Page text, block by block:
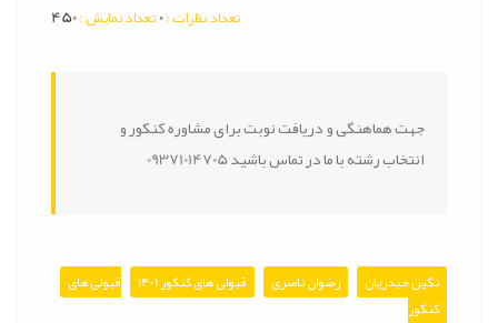
450 : تعداد نمایش0 : تعداد نظرات
جهت هماهنگی و دریافت نوبت برای مشاوره کنکور و
انتخاب رشته با ما در تماس باشید 09371014705
نگین حیدریان رضوان ناصری قبولی های کنکور 1401
قبولی های
کنکور